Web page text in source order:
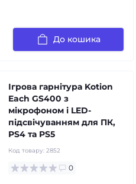
До кошика
Ігрова гарнітура Kotion
Each GS400 з
мікрофоном і LED-
підсвічуванням для ПК,
PS4 та PS5
Код товару: 2852
0